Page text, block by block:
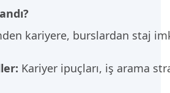
kariyere, burslardan staj
Kariyer ipuçları, iş arama